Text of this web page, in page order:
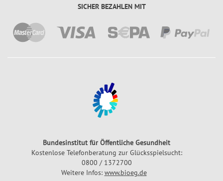
SICHER BEZAHLEN MIT
Bundesinstitut für Öffentliche Gesundheit
Kostenlose Telefonberatung zur Glücksspielsucht:
0800 / 1372700
Weitere Infos: www.bioeg.de